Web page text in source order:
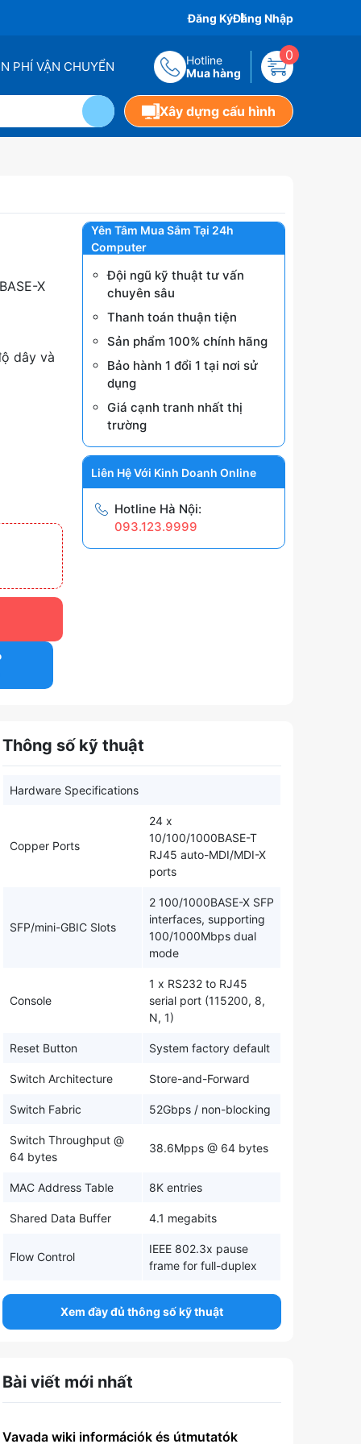
Đăng KýĐăng Nhập
PHÍ VẬN CHUYỂN
Hotline
Mua hàng
0
Xây dựng cấu hình
X
dây và
Yên Tâm Mua Sắm Tại 24h
Computer
Đội ngũ kỹ thuật tư vấn
chuyên sâu
Thanh toán thuận tiện
Sản phẩm 100% chính hãng
Bảo hành 1 đổi 1 tại nơi sử
dụng
Giá cạnh tranh nhất thị
trường
Liên Hệ Với Kinh Doanh Online
Hotline Hà Nội:
093.123.9999
Thông số kỹ thuật
Hardware Specifications
Copper Ports
24 x
10/100/1000BASE-T
RJ45 auto-MDI/MDI-X
ports
SFP/mini-GBIC Slots
2 100/1000BASE-X SFP
interfaces, supporting
100/1000Mbps dual
mode
Console
1 x RS232 to RJ45
serial port (115200, 8,
N, 1)
Reset Button System factory default
Switch Architecture Store-and-Forward
Switch Fabric 52Gbps / non-blocking
Switch Throughput @
64 bytes
38.6Mpps @ 64 bytes
MAC Address Table 8K entries
Shared Data Buffer 4.1 megabits
Flow Control
IEEE 802.3x pause
frame for full-duplex
Xem đầy đủ thông số kỹ thuật
Bài viết mới nhất
Vavada wiki információk és útmutatók